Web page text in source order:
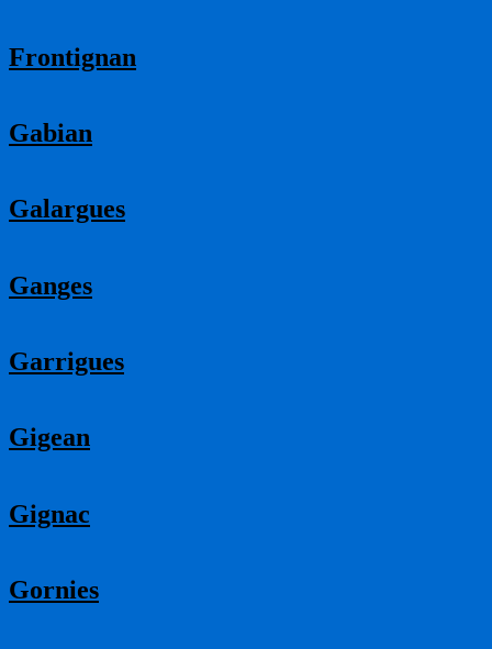
Frontignan
Gabian
Galargues
Ganges
Garrigues
Gigean
Gignac
Gornies